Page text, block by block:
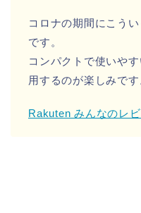
コロナの期間にこう
です。
コンパクトで使いや
用するのが楽しみです
Rakuten みんなのレ